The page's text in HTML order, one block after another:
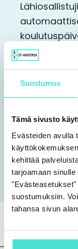
Suostumus
Tämä sivusto
Evästeiden avulla
kehittää
tarjoamaan
suostumuksiin.
tahansa sivun
paikallaolon
Jos jokin
Pidätämme
Lisätietoja